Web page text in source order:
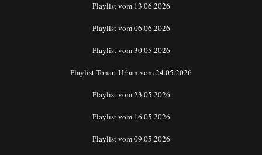
Playlist vom 13.06.2026
Playlist vom 06.06.2026
Playlist vom 30.05.2026
Playlist Tonart Urban vom 24.05.2026
Playlist vom 23.05.2026
Playlist vom 16.05.2026
Playlist vom 09.05.2026